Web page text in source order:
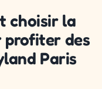
choisir la
profiter des
Paris